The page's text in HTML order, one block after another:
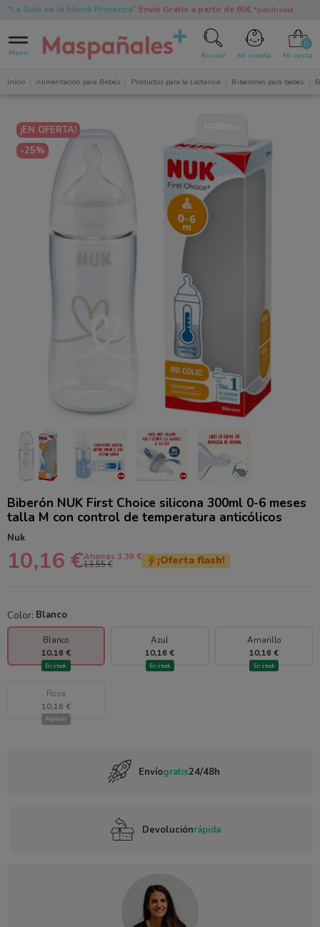
"La Guía de la Mamá Primeriza"Envío Gratis a partir de 65€ *península
Menu Buscar Mi cuenta Mi cesta
Inicio Alimentación para Bebés Productos para la Lactancia Biberones para bebés
¡EN OFERTA!
-25%
Biberón NUK First Choice silicona 300ml 0-6 meses
talla M con control de temperatura anticólicos
Nuk
10,16 €Ahorras 3.39 €
13,55 € ¡Oferta flash!
Color: Blanco
Blanco
10,16 €
En stock
Azul
10,16 €
En stock
Amarillo
10,16 €
En stock
Rosa
10,16 €
Agotado
Envíogratis24/48h
Devoluciónrápida